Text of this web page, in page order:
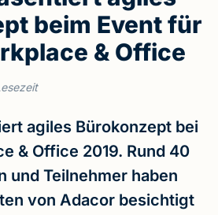
beim Event für
& Office
agiles Bürokonzept bei
& Office 2019. Rund 40
und Teilnehmer haben
von Adacor besichtigt